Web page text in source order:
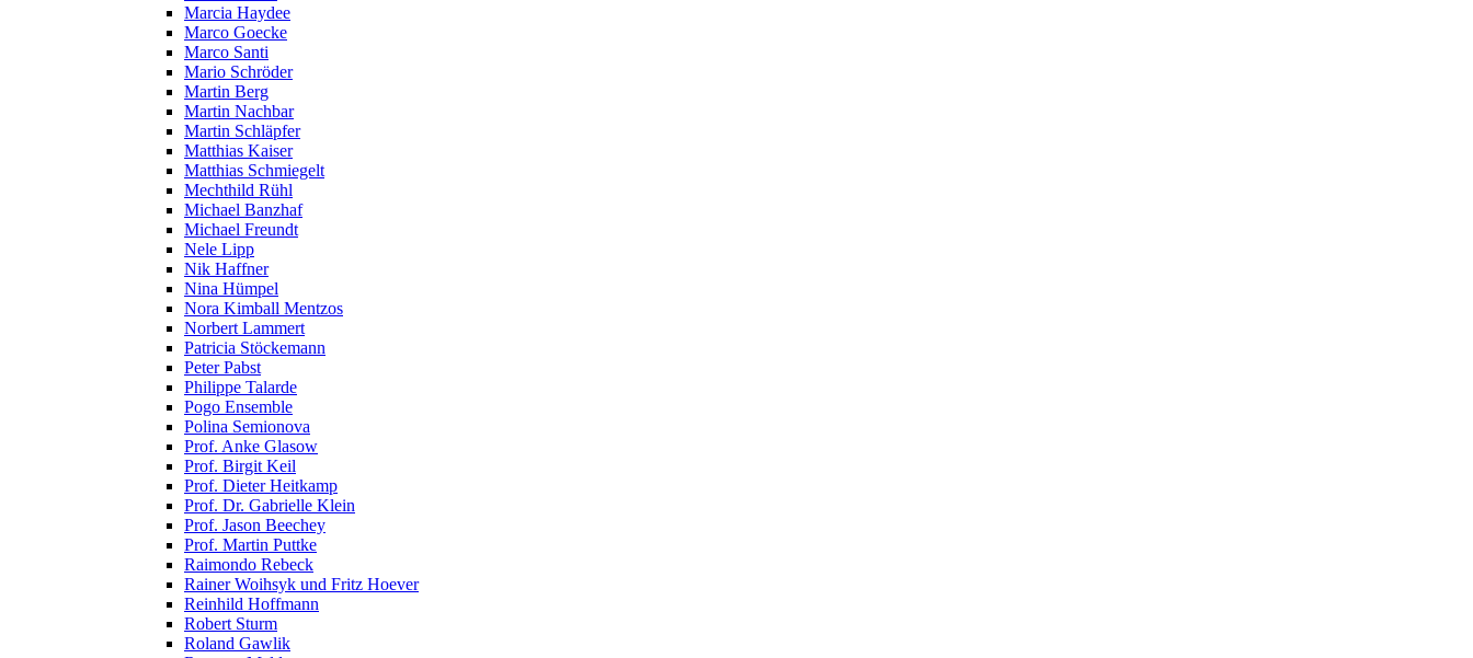
Marcia Haydee
Marco Goecke
Marco Santi
Mario Schröder
Martin Berg
Martin Nachbar
Martin Schläpfer
Matthias Kaiser
Matthias Schmiegelt
Mechthild Rühl
Michael Banzhaf
Michael Freundt
Nele Lipp
Nik Haffner
Nina Hümpel
Nora Kimball Mentzos
Norbert Lammert
Patricia Stöckemann
Peter Pabst
Philippe Talarde
Pogo Ensemble
Polina Semionova
Prof. Anke Glasow
Prof. Birgit Keil
Prof. Dieter Heitkamp
Prof. Dr. Gabrielle Klein
Prof. Jason Beechey
Prof. Martin Puttke
Raimondo Rebeck
Rainer Woihsyk und Fritz Hoever
Reinhild Hoffmann
Robert Sturm
Roland Gawlik